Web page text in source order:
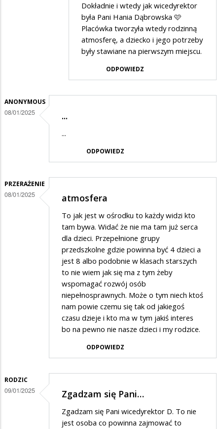
było
lepiej
Dokładnie i wtedy jak wicedyrektor
była Pani Hania Dąbrowska 🩷
Placówka tworzyła wtedy rodzinną
atmosferę, a dziecko i jego potrzeby
były stawiane na pierwszym miejscu.
ODPOWIEDZ
ANONYMOUS
08/01/2025 ...
...
ODPOWIEDZ
PRZERAŻENIE
08/01/2025 atmosfera
To jak jest w ośrodku to każdy widzi kto
tam bywa. Widać że nie ma tam już serca
dla dzieci. Przepełnione grupy
przedszkolne gdzie powinna być 4 dzieci a
jest 8 albo podobnie w klasach starszych
to nie wiem jak się ma z tym żeby
wspomagać rozwój osób
niepełnosprawnych. Może o tym niech ktoś
nam powie czemu się tak od jakiegoś
czasu dzieje i kto ma w tym jakiś interes
bo na pewno nie nasze dzieci i my rodzice.
ODPOWIEDZ
RODZIC
09/01/2025 Zgadzam się Pani…
Zgadzam się Pani wicedyrektor D. To nie
jest osoba co powinna zajmować to